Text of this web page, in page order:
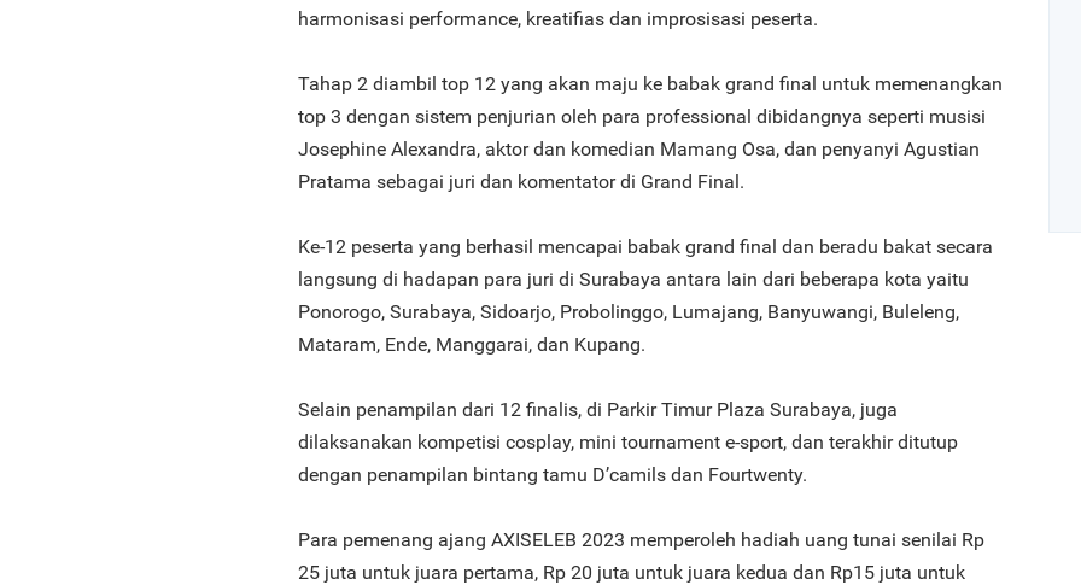
harmonisasi performance, kreatifias dan improsisasi peserta.
Tahap 2 diambil top 12 yang akan maju ke babak grand final untuk memenangkan
top 3 dengan sistem penjurian oleh para professional dibidangnya seperti musisi
Josephine Alexandra, aktor dan komedian Mamang Osa, dan penyanyi Agustian
Pratama sebagai juri dan komentator di Grand Final.
Ke-12 peserta yang berhasil mencapai babak grand final dan beradu bakat secara
langsung di hadapan para juri di Surabaya antara lain dari beberapa kota yaitu
Ponorogo, Surabaya, Sidoarjo, Probolinggo, Lumajang, Banyuwangi, Buleleng,
Mataram, Ende, Manggarai, dan Kupang.
Selain penampilan dari 12 finalis, di Parkir Timur Plaza Surabaya, juga
dilaksanakan kompetisi cosplay, mini tournament e-sport, dan terakhir ditutup
dengan penampilan bintang tamu D’camils dan Fourtwenty.
Para pemenang ajang AXISELEB 2023 memperoleh hadiah uang tunai senilai Rp
25 juta untuk juara pertama, Rp 20 juta untuk juara kedua dan Rp15 juta untuk